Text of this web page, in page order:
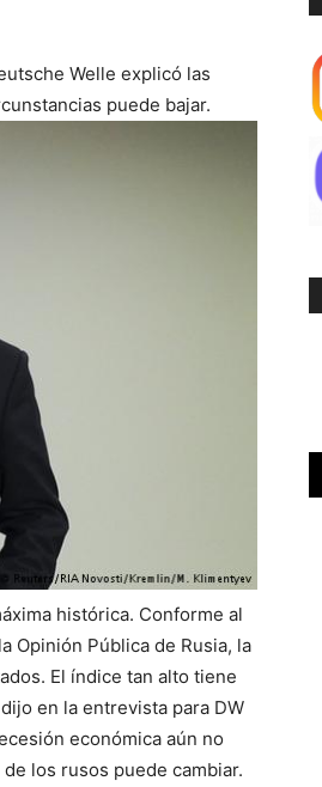
Welle explicó las
puede bajar.
histórica. Conforme al
Opinión Pública de Rusia, la
El índice tan alto tiene
en la entrevista para DW
económica aún no
los rusos puede cambiar.